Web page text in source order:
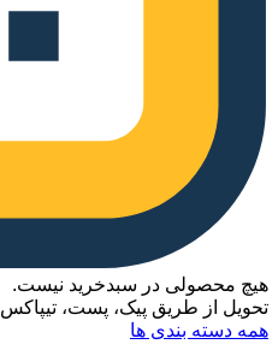
هیچ محصولی در سبدخرید نیست.
تحویل از طریق پیک، پست، تیپاکس
همه دسته بندی ها